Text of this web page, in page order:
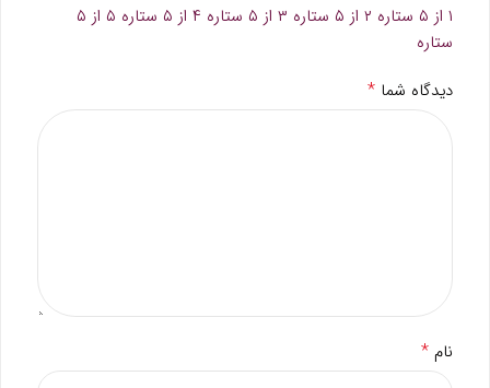
۱ از ۵ ستاره
۲ از ۵ ستاره ۳ از ۵ ستاره ۴ از ۵ ستاره
۵ از ۵
ستاره
دیدگاه شما *
نام *